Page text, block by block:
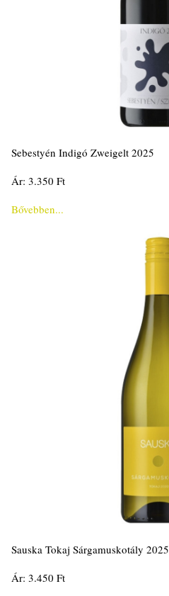
Sebestyén Indigó Zweigelt 2025
Ár: 3.350 Ft
Bővebben...
Sauska Tokaj Sárgamuskotály 2025
Ár: 3.450 Ft